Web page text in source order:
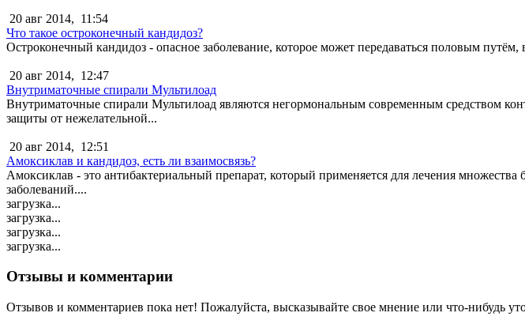
20 авг 2014, 11:54
Что такое остроконечный кандидоз?
Остроконечный кандидоз - опасное заболевание, которое может передаваться половым путём,
20 авг 2014, 12:47
Внутриматочные спирали Мультилоад
Внутриматочные спирали Мультилоад являются негормональным современным средством
защиты от нежелательной...
20 авг 2014, 12:51
Амоксиклав и кандидоз, есть ли взаимосвязь?
Амоксиклав - это антибактериальный препарат, который применяется для лечения множества
заболеваний....
загрузка...
загрузка...
загрузка...
загрузка...
Отзывы и комментарии
Отзывов и комментариев пока нет! Пожалуйста, высказывайте свое мнение или что-нибудь